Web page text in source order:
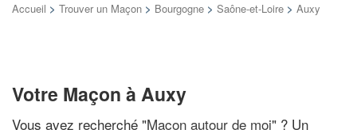
Accueil > Trouver un Maçon > Bourgogne > Saône-et-Loire > Auxy
Votre Maçon à Auxy
Vous avez recherché "Maçon autour de moi" ? Un